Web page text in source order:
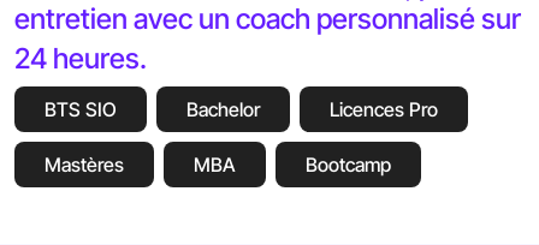
entretien avec un coach personnalisé sur
24 heures.
BTS SIO Bachelor Licences Pro
Mastères MBA Bootcamp